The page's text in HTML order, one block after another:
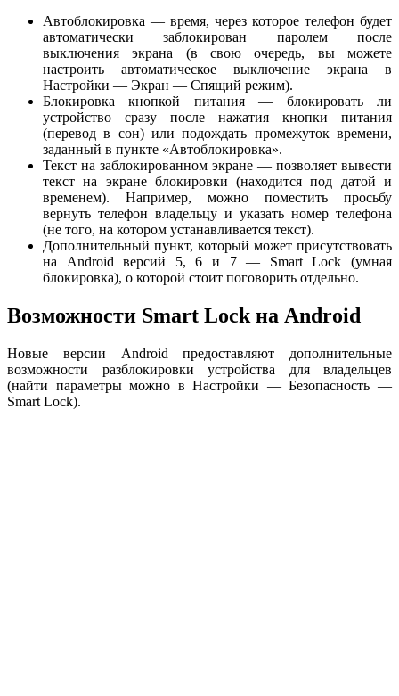
Автоблокировка — время, через которое телефон будет
автоматически заблокирован паролем после
выключения экрана (в свою очередь, вы можете
настроить автоматическое выключение экрана в
Настройки — Экран — Спящий режим).
Блокировка кнопкой питания — блокировать ли
устройство сразу после нажатия кнопки питания
(перевод в сон) или подождать промежуток времени,
заданный в пункте «Автоблокировка».
Текст на заблокированном экране — позволяет вывести
текст на экране блокировки (находится под датой и
временем). Например, можно поместить просьбу
вернуть телефон владельцу и указать номер телефона
(не того, на котором устанавливается текст).
Дополнительный пункт, который может присутствовать
на Android версий 5, 6 и 7 — Smart Lock (умная
блокировка), о которой стоит поговорить отдельно.
Возможности Smart Lock на Android
Новые версии Android предоставляют дополнительные
возможности разблокировки устройства для владельцев
(найти параметры можно в Настройки — Безопасность —
Smart Lock).